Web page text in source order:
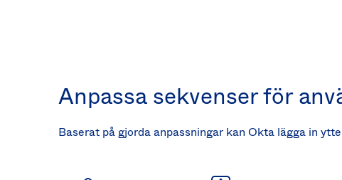
Anpassa sekvenser för
Baserat på gjorda anpassningar kan Okta lägga in